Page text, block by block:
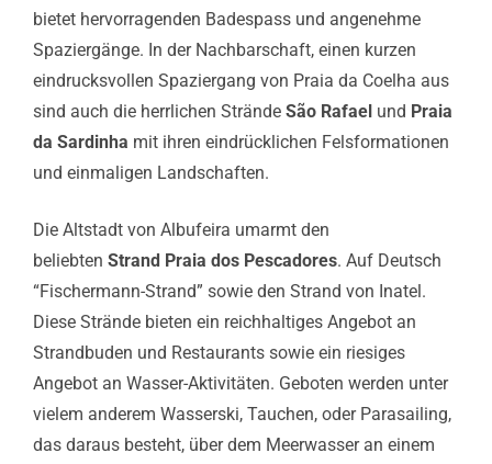
bietet hervorragenden Badespass und angenehme
Spaziergänge. In der Nachbarschaft, einen kurzen
eindrucksvollen Spaziergang von Praia da Coelha aus
sind auch die herrlichen Strände São Rafael und Praia
da Sardinha mit ihren eindrücklichen Felsformationen
und einmaligen Landschaften.
Die Altstadt von Albufeira umarmt den
beliebten Strand Praia dos Pescadores. Auf Deutsch
“Fischermann-Strand” sowie den Strand von Inatel.
Diese Strände bieten ein reichhaltiges Angebot an
Strandbuden und Restaurants sowie ein riesiges
Angebot an Wasser-Aktivitäten. Geboten werden unter
vielem anderem Wasserski, Tauchen, oder Parasailing,
das daraus besteht, über dem Meerwasser an einem